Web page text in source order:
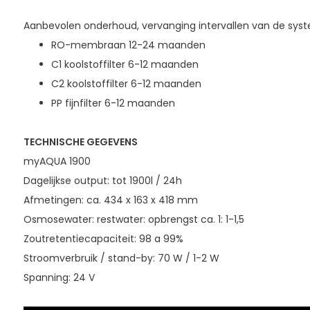
Aanbevolen onderhoud, vervanging intervallen van de
RO-membraan 12-24 maanden
C1 koolstoffilter 6-12 maanden
C2 koolstoffilter 6-12 maanden
PP fijnfilter 6-12 maanden
TECHNISCHE GEGEVENS
myAQUA 1900
Dagelijkse output: tot 1900l / 24h
Afmetingen: ca. 434 x 163 x 418 mm
Osmosewater: restwater: opbrengst ca. 1: 1-1,5
Zoutretentiecapaciteit: 98 a 99%
Stroomverbruik / stand-by: 70 W / 1-2 W
Spanning: 24 V